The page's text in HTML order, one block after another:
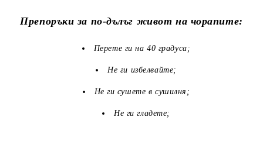
Препоръки за по-дълъг живот на чорапите:
Перете ги на 40 градуса;
Не ги избелвайте;
Не ги сушете в сушилня;
Не ги гладете;